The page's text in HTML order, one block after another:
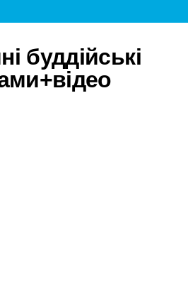
буддійські